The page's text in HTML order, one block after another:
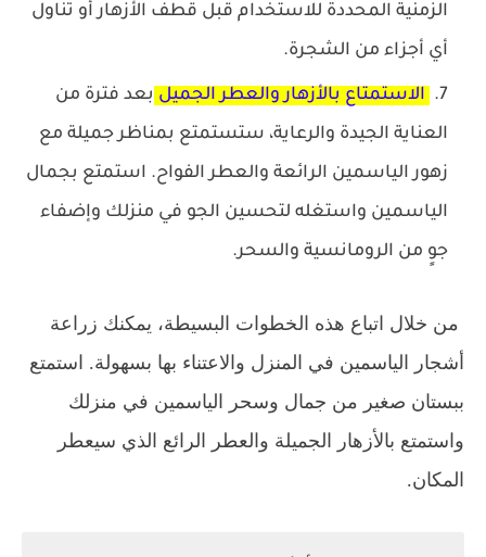
الزمنية المحددة للاستخدام قبل قطف الأزهار أو تناول
أي أجزاء من الشجرة.
الاستمتاع بالأزهار والعطر الجميل بعد فترة من
العناية الجيدة والرعاية، ستستمتع بمناظر جميلة مع
زهور الياسمين الرائعة والعطر الفواح. استمتع بجمال
الياسمين واستغله لتحسين الجو في منزلك وإضفاء
جوٍ من الرومانسية والسحر.
من خلال اتباع هذه الخطوات البسيطة، يمكنك زراعة
أشجار الياسمين في المنزل والاعتناء بها بسهولة. استمتع
ببستان صغير من جمال وسحر الياسمين في منزلك
واستمتع بالأزهار الجميلة والعطر الرائع الذي سيعطر
المكان.